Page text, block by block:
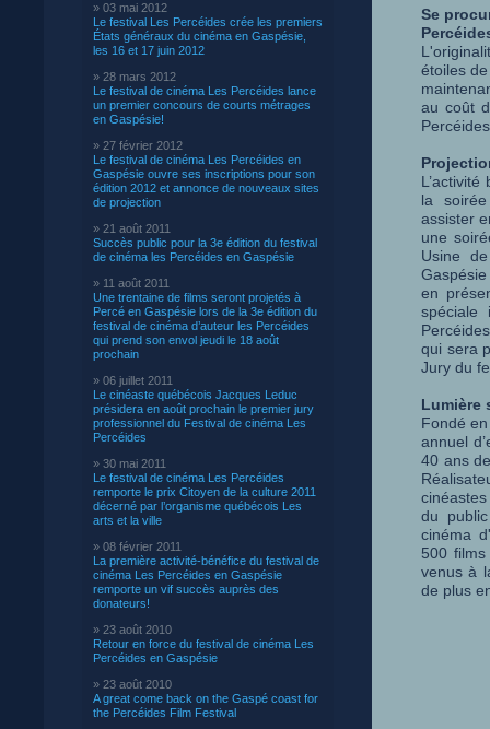
» 03 mai 2012
Le festival Les Percéides crée les premiers
États généraux du cinéma en Gaspésie,
les 16 et 17 juin 2012
» 28 mars 2012
Le festival de cinéma Les Percéides lance
un premier concours de courts métrages
en Gaspésie!
» 27 février 2012
Le festival de cinéma Les Percéides en
Gaspésie ouvre ses inscriptions pour son
édition 2012 et annonce de nouveaux sites
de projection
» 21 août 2011
Succès public pour la 3e édition du festival
de cinéma les Percéides en Gaspésie
» 11 août 2011
Une trentaine de films seront projetés à
Percé en Gaspésie lors de la 3e édition du
festival de cinéma d’auteur les Percéides
qui prend son envol jeudi le 18 août
prochain
» 06 juillet 2011
Le cinéaste québécois Jacques Leduc
présidera en août prochain le premier jury
professionnel du Festival de cinéma Les
Percéides
» 30 mai 2011
Le festival de cinéma Les Percéides
remporte le prix Citoyen de la culture 2011
décerné par l’organisme québécois Les
arts et la ville
» 08 février 2011
La première activité-bénéfice du festival de
cinéma Les Percéides en Gaspésie
remporte un vif succès auprès des
donateurs!
» 23 août 2010
Retour en force du festival de cinéma Les
Percéides en Gaspésie
» 23 août 2010
A great come back on the Gaspé coast for
the Percéides Film Festival
Se
étoiles
au coût
la
assister
une
Usine
en
spéciale
qui sera
Jury du
Lumière
Fondé
annuel
40 ans
du
cinéma
500 films
venus à
de plus